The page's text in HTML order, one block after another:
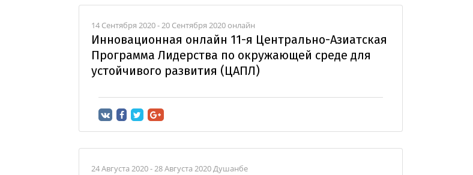
14 Сентября 2020 - 20 Сентября 2020 онлайн
Инновационная онлайн 11-я Центрально-Азиатская
Программа Лидерства по окружающей среде для
устойчивого развития (ЦАПЛ)
24 Августа 2020 - 28 Августа 2020 Душанбе